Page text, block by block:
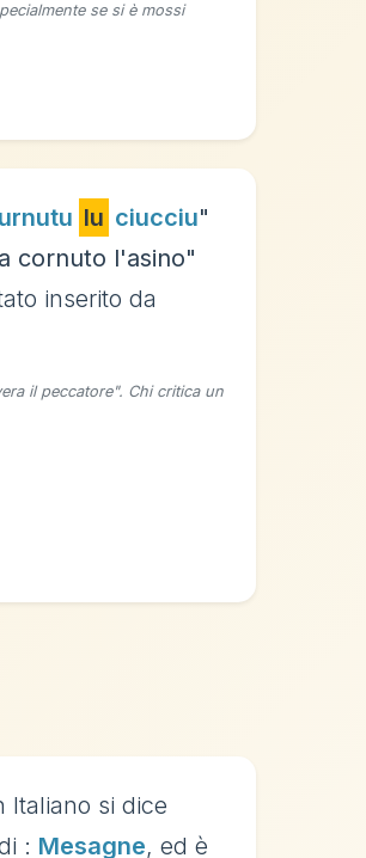
se si è mossi
lu ciucciu"
cornuto l'asino"
inserito da
il peccatore". Chi critica un
Italiano si dice
: Mesagne, ed è